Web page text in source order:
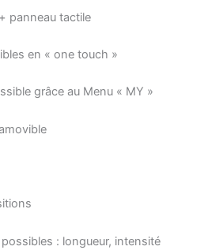
panneau tactile
en « one touch »
grâce au Menu « MY »
: longueur, intensité